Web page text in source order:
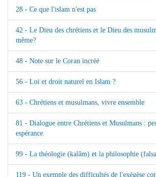
28 - Ce que l'islam n'est pas
42 - Le Dieu des chrétiens et le Dieu des
même?
48 - Note sur le Coran incréé
56 - Loi et droit naturel en Islam ?
63 - Chrétiens et musulmans, vivre ensemble
81 - Dialogue entre Chrétiens et Musulmans :
espérance
99 - La théologie (kalâm) et la philosophie
119 - Un exemple des difficultés de l'exégèse